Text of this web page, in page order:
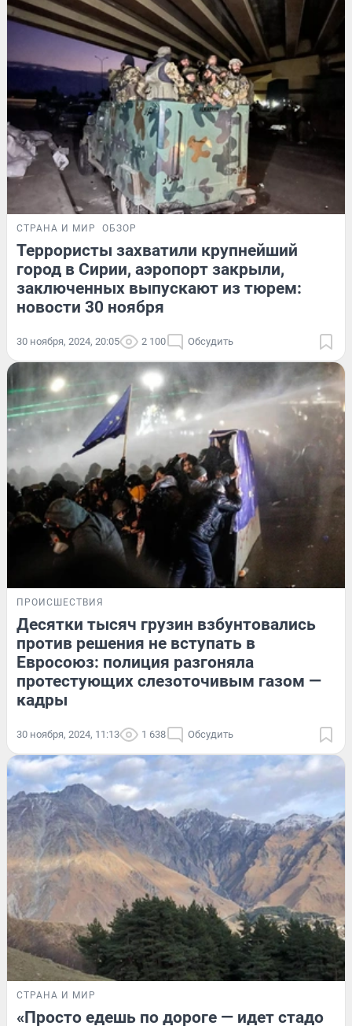
СТРАНА И МИР ОБЗОР
Террористы захватили крупнейший
город в Сирии, аэропорт закрыли,
заключенных выпускают из тюрем:
новости 30 ноября
30 ноября, 2024, 20:05 2 100 Обсудить
ПРОИСШЕСТВИЯ
Десятки тысяч грузин взбунтовались
против решения не вступать в
Евросоюз: полиция разгоняла
протестующих слезоточивым газом —
кадры
30 ноября, 2024, 11:13 1 638 Обсудить
СТРАНА И МИР
«Просто едешь по дороге — идет стадо